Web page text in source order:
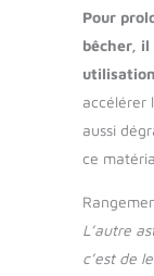
Pour
bêcher,
accélérer
aussi
ce
L’autre
c’est de